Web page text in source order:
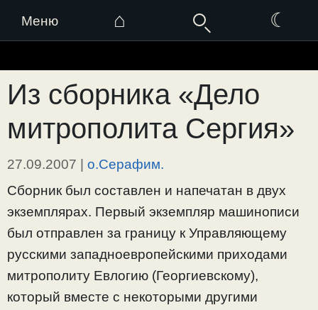
Меню ⌂ ☾
к
содержимому
Из сборника «Дело
митрополита Сергия»
27.09.2007 | о.Серафим.
Сборник был составлен и напечатан в двух
экземплярах. Первый экземпляр машинописи
был отправлен за границу к Управляющему
русскими западноевропейскими приходами
митрополиту Евлогию (Георгиевскому),
который вместе с некоторыми другими